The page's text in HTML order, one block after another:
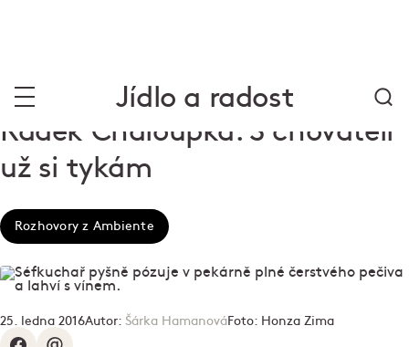
Jídlo a radost
Radek Chaloupka: S chovateli
už si tykám
Rozhovory z Ambiente
25. ledna 2016Autor: Šárka HamanováFoto: Honza Zima